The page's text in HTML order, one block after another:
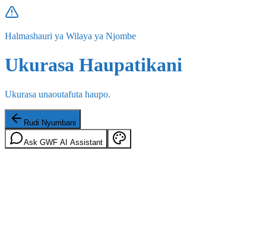
Halmashauri ya Wilaya ya Njombe
Ukurasa Haupatikani
Ukurasa unaoutafuta haupo.
Rudi Nyumbani
Ask GWF AI Assistant